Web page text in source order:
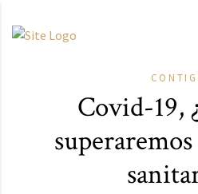
Covid-19,